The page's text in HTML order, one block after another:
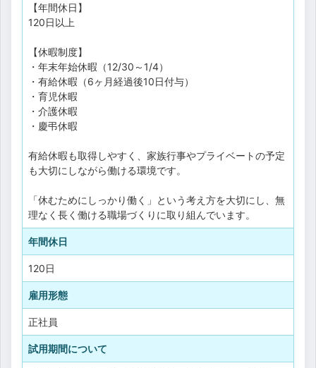
【年間休日】
120日以上
【休暇制度】
・年末年始休暇（12/30～1/4）
・有給休暇（6ヶ月経過後10日付与）
・育児休暇
・介護休暇
・慶弔休暇
有給休暇も取得しやすく、家族行事やプライベートの予定
も大切にしながら働ける環境です。
「休むためにしっかり働く」という考え方を大切にし、無
理なく長く働ける職場づくりに取り組んでいます。
年間休日
120日
雇用形態
正社員
試用期間について